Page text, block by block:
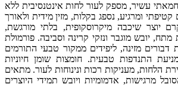
עשיר, מספק לעור לחות אינטנסיבית ללא
ומרגיע, נספג בקלות, מזין מידית ולאורך
יוצר שיכבה מיקרוסקופית, בלתי מורגשת,
מתח, יובש מוגבר ונזקי קרינה וסביבה. פורמולת
מזינה, ליפידים ממקור טבעי התורמים
התנדפות טבעית. חומצות שומן חיוניות
הלחות, מעניקות רכות ונינוחות לעור. מתאים
מרגישות, אדמומיות ויובש תמידי היוצרים